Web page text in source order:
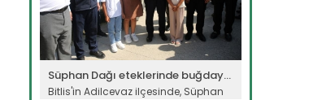
Süphan Dağı eteklerinde buğday...
Bitlis'in Adilcevaz ilçesinde, Süphan